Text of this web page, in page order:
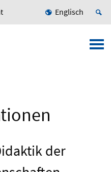
Englisch
der